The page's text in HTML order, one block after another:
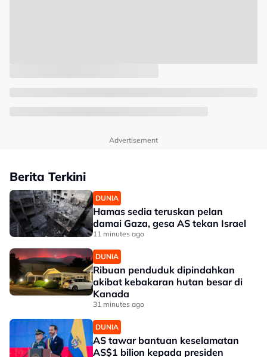
Advertisement
Berita Terkini
DUNIA
Hamas sedia teruskan pelan
damai Gaza, gesa AS tekan Israel
11 minutes ago
DUNIA
Ribuan penduduk dipindahkan
akibat kebakaran hutan besar di
Kanada
31 minutes ago
DUNIA
AS tawar bantuan keselamatan
AS$1 bilion kepada presiden